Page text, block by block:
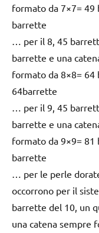
formato da 7×7= 49
barrette
… per il 8, 45
barrette e una
formato da 8×8= 64
64barrette
… per il 9, 45
barrette e una
formato da 9×9= 81
barrette
… per le perle
occorrono per il
barrette del 10, un
una catena sempre